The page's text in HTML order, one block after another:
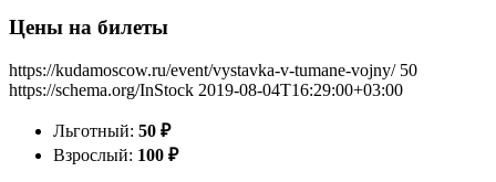
Цены на билеты
https://kudamoscow.ru/event/vystavka-v-tumane-vojny/ 50
https://schema.org/InStock 2019-08-04T16:29:00+03:00
Льготный: 50 ₽
Взрослый: 100 ₽